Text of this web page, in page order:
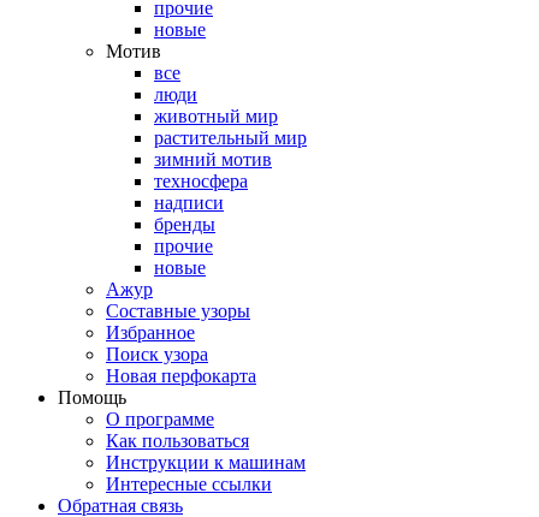
прочие
новые
Мотив
все
люди
животный мир
растительный мир
зимний мотив
техносфера
надписи
бренды
прочие
новые
Ажур
Составные узоры
Избранное
Поиск узора
Новая перфокарта
Помощь
О программе
Как пользоваться
Инструкции к машинам
Интересные ссылки
Обратная связь